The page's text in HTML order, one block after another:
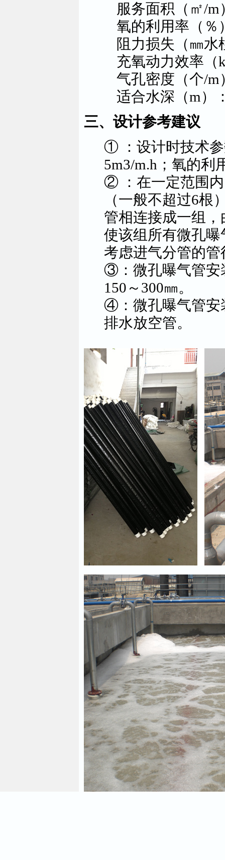
服务面积（㎡/m
氧的利用率（％
阻力损失（㎜水
充氧动力效率（
气孔密度（个/m
适合水深（m）
三、设计参考建议
① ：设计时技术
5m3/m.h；氧的利
② ：在一定范围
（一般不超过6根
管相连接成一组
使该组所有微孔
考虑进气分管的
③：微孔曝气管安
150～300㎜。
④：微孔曝气管安
排水放空管。